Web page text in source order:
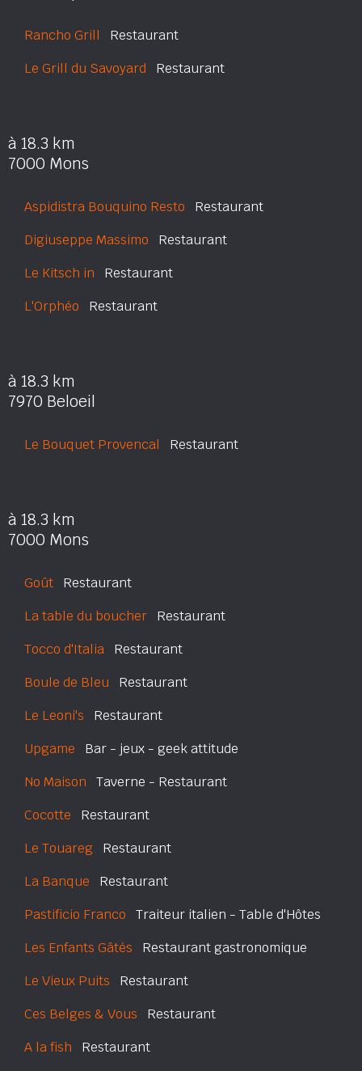
Rancho Grill Restaurant
Le Grill du Savoyard Restaurant
à 18.3 km
7000 Mons
Aspidistra Bouquino Resto Restaurant
Digiuseppe Massimo Restaurant
Le Kitsch in Restaurant
L'Orphéo Restaurant
à 18.3 km
7970 Beloeil
Le Bouquet Provencal Restaurant
à 18.3 km
7000 Mons
Goût Restaurant
La table du boucher Restaurant
Tocco d'Italia Restaurant
Boule de Bleu Restaurant
Le Leoni's Restaurant
Upgame Bar - jeux - geek attitude
No Maison Taverne - Restaurant
Cocotte Restaurant
Le Touareg Restaurant
La Banque Restaurant
Pastificio Franco Traiteur italien - Table d'Hôtes
Les Enfants Gâtés Restaurant gastronomique
Le Vieux Puits Restaurant
Ces Belges & Vous Restaurant
A la fish Restaurant